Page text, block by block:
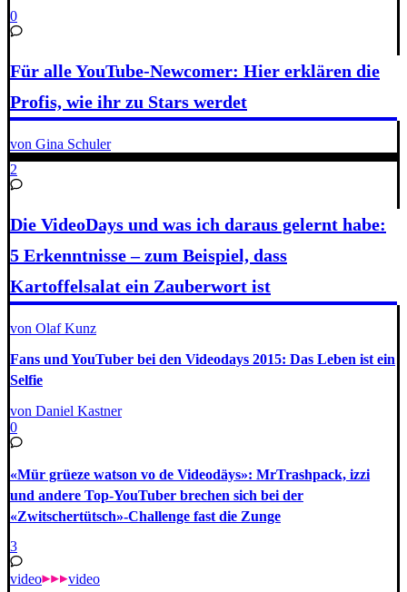
0
Für alle YouTube-Newcomer: Hier erklären die
Profis, wie ihr zu Stars werdet
von Gina Schuler
2
Die VideoDays und was ich daraus gelernt habe:
5 Erkenntnisse – zum Beispiel, dass
Kartoffelsalat ein Zauberwort ist
von Olaf Kunz
Fans und YouTuber bei den Videodays 2015: Das Leben ist ein
Selfie
von Daniel Kastner
0
«Mür grüeze watson vo de Videodäys»: MrTrashpack, izzi
und andere Top-YouTuber brechen sich bei der
«Zwitschertütsch»-Challenge fast die Zunge
3
video video